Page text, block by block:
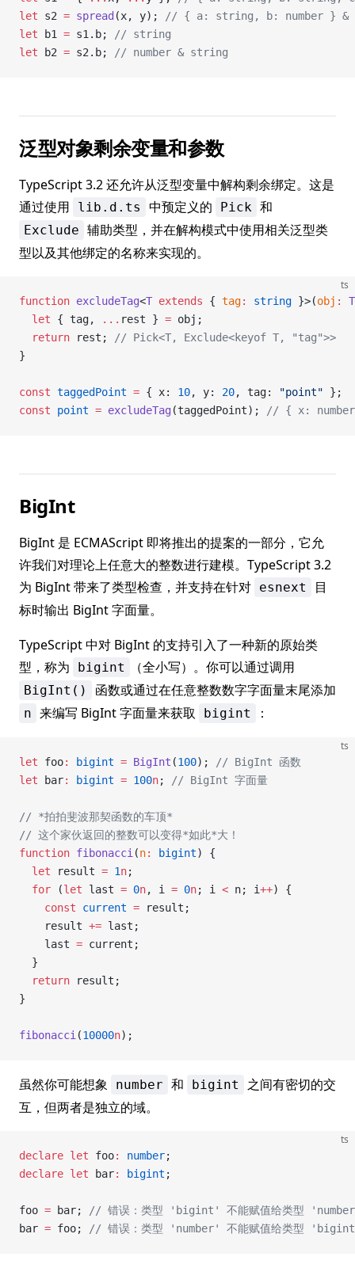
let s2 = spread (x, y);
// { a: string, b: number }
let b1 = s1.b;
// string
let b2 = s2.b; // number & string
泛型对象剩余变量和参数
TypeScript 3.2 还允许从泛型变量中解构剩余绑定。这是
通过使用
lib.d.ts 中预定义的 Pick 和
Exclude 辅助类型，并在解构模式中使用相关泛型类
型以及其他绑定的名称来实现的。
ts
function excludeTag<T extends { tag: string }>(obj :
T
  let
{ tag, ... rest } = obj;
  return
rest;
// Pick<T, Exclude<keyof T, "tag">>
}
const taggedPoint = { x: 10, y: 20, tag: "point" };
const point = excludeTag (taggedPoint); // { x:
BigInt
BigInt 是 ECMAScript 即将推出的提案的一部分，它允
许我们对理论上任意大的整数进行建模。TypeScript 3.2
为 BigInt 带来了类型检查，并支持在针对 esnext
目
标时输出 BigInt 字面量。
TypeScript 中对 BigInt 的支持引入了一种新的原始类
型，称为
bigint （全小写）。你可以通过调用
BigInt() 函数或通过在任意整数数字字面量末尾添加
n 来编写 BigInt 字面量来获取 bigint ：
ts
let foo: bigint = BigInt (100);
// BigInt 函数
let bar: bigint = 100n; // BigInt 字面量
// *拍拍斐波那契函数的车顶*
// 这个家伙返回的整数可以变得*如此*大！
function fibonacci (n: bigint) {
  let
result = 1n;
  for
(let last = 0n, i = 0n; i < n; i++) {
    const
current = result;
    result
+= last;
    last
= current;
  }
  return
result;
}
fibonacci (10000n);
虽然你可能想象 number 和 bigint
之间有密切的交
互，但两者是独立的域。
ts
declare let foo: number;
declare let bar: bigint ;
foo = bar;
// 错误：类型 'bigint' 不能赋值给类型
bar = foo; // 错误：类型 'number' 不能赋值给类型